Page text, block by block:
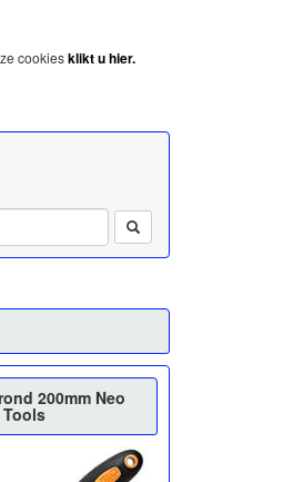
cookiesklikt u hier.
200mm Neo
Tools